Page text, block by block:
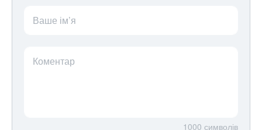
Ваше ім’я
Коментар
1000 символів